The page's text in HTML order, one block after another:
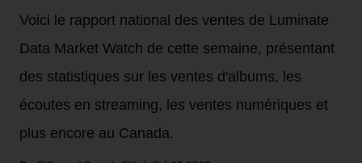
Voici le rapport national des ventes de Luminate
Data Market Watch de cette semaine, présentant
des statistiques sur les ventes d'albums, les
écoutes en streaming, les ventes numériques et
plus encore au Canada.